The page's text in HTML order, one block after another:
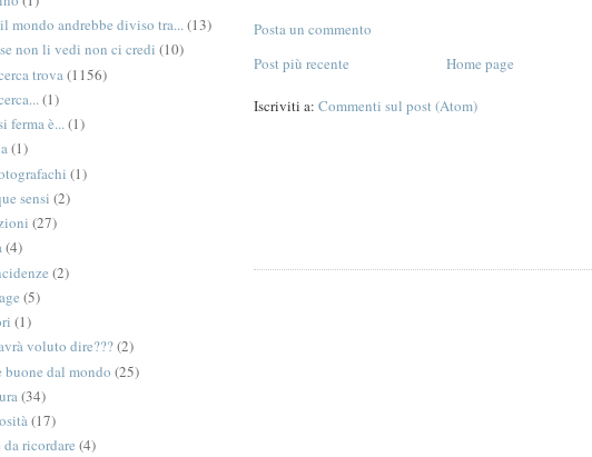
Posta un commento
Post più recente
Home page
Iscriviti a: Commenti sul post (Atom)
mondo andrebbe diviso tra...(13)
non li vedi non ci credi (10)
trova(1156)
(1)
ferma è...(1)
(1)
(1)
sensi (2)
(27)
(4)
(2)
(5)
(1)
voluto dire???(2)
buone dal mondo (25)
(34)
(17)
da ricordare (4)